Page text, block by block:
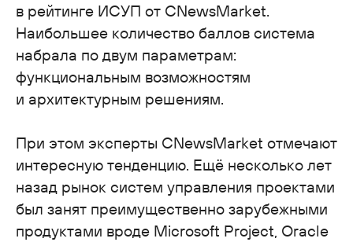
в рейтинге ИСУП от CNewsMarket.
Наибольшее количество баллов система
набрала по двум параметрам:
функциональным возможностям
и архитектурным решениям.
При этом эксперты CNewsMarket отмечают
интересную тенденцию. Ещё несколько лет
назад рынок систем управления проектами
был занят преимущественно зарубежными
продуктами вроде Microsoft Project, Oracle